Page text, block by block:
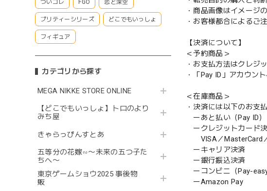
ついコレ FGO 恋と深空
プリティーシリーズ どこでもいっしょ
フィギュア
カテゴリから探す
MEGA NIKKE STORE ONLINE
【どこでもいっしょ】トロのより
みち屋
きゃらっぴんすとあ
五等分の花嫁∽〜未来の五つ子た
ちへ〜
東京ゲームショウ2025 事後物
販
・商品画像はイメージ
・お客様都合によるご
【決済について】
＜予約商品＞
・お支払方法はクレジ
・「Pay ID」アカウン
＜在庫商品＞
・決済には以下のお支
ーあと払い（Pay ID）
ークレジットカード
VISA／MasterCard／
ーキャリア決済
ー銀行振込決済
ーコンビニ（Pay-
ーAmazon Pay